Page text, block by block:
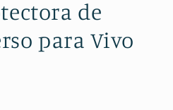
de
para Vivo